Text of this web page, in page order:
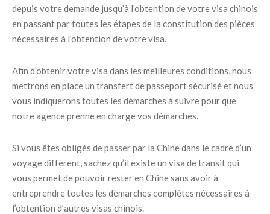
depuis votre demande jusqu’à l’obtention de votre visa chinois
en passant par toutes les étapes de la constitution des pièces
nécessaires à l’obtention de votre visa.
Afin d’obtenir votre visa dans les meilleures conditions, nous
mettrons en place un transfert de passeport sécurisé et nous
vous indiquerons toutes les démarches à suivre pour que
notre agence prenne en charge vos démarches.
Si vous êtes obligés de passer par la Chine dans le cadre d’un
voyage différent, sachez qu’il existe un visa de transit qui
vous permet de pouvoir rester en Chine sans avoir à
entreprendre toutes les démarches complètes nécessaires à
l’obtention d’autres visas chinois.